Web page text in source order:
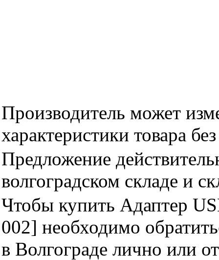
Производитель может
характеристики товара
Предложение
волгоградском складе и
Чтобы купить Адаптер
002] необходимо
в Волгограде лично или